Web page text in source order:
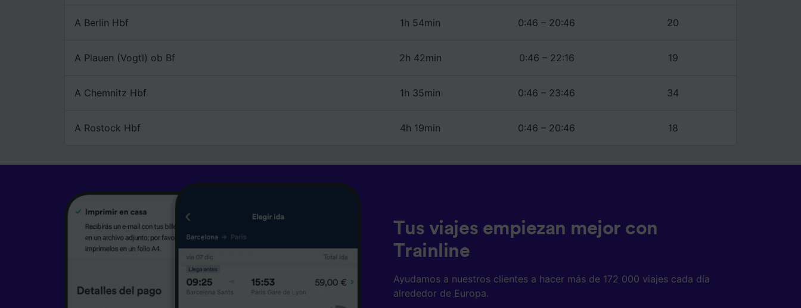
A Berlin Hbf 1h 54min 0:46 – 20:46 20
A Plauen (Vogtl) ob Bf 2h 42min 0:46 – 22:16 19
A Chemnitz Hbf 1h 35min 0:46 – 23:46 34
A Rostock Hbf 4h 19min 0:46 – 20:46 18
Tus viajes empiezan mejor con
Trainline
Ayudamos a nuestros clientes a hacer más de 172 000 viajes cada día
alrededor de Europa.